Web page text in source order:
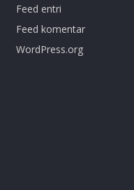
Feed entri
Feed komentar
WordPress.org